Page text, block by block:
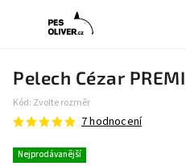
Pelech Cézar
Kód: Zvolte rozměr
Nejprodávanější
7 hodnocení